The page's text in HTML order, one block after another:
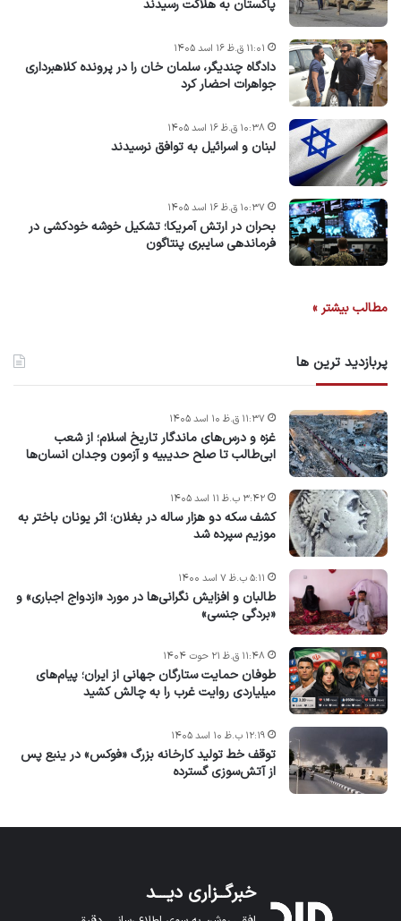
پاکستان به هلاکت رسیدند
دادگاه چندیگر، سلمان خان را در پرونده کلاهبرداری
جواهرات احضار کرد
۱۱:۰۱ ق.ظ ۱۶ اسد ۱۴۰۵
لبنان و اسرائیل به توافق نرسیدند
۱۰:۳۸ ق.ظ ۱۶ اسد ۱۴۰۵
بحران در ارتش آمریکا؛ تشکیل خوشه خودکشی در
فرماندهی سایبری پنتاگون
۱۰:۳۷ ق.ظ ۱۶ اسد ۱۴۰۵
مطالب بیشتر »
پربازدید ترین ها
غزه و درس‌های ماندگار تاریخ اسلام؛ از شعب
ابی‌طالب تا صلح حدیبیه و آزمون وجدان انسان‌ها
۱۱:۳۷ ق.ظ ۱۰ اسد ۱۴۰۵
کشف سکه دو هزار ساله در بغلان؛ اثر یونان باختر به
موزیم سپرده شد
۳:۴۲ ب.ظ ۱۱ اسد ۱۴۰۵
طالبان و افزایش نگرانی‌ها در مورد «ازدواج اجباری» و
«بردگی جنسی»
۵:۱۱ ب.ظ ۷ اسد ۱۴۰۰
طوفان حمایت ستارگان جهانی از ایران؛ پیام‌های
میلیاردی روایت غرب را به چالش کشید
۱۱:۴۸ ق.ظ ۲۱ حوت ۱۴۰۴
توقف خط تولید کارخانه بزرگ «فوکس» در ینبع پس
از آتش‌سوزی گسترده
۱۲:۱۹ ب.ظ ۱۰ اسد ۱۴۰۵
خبرگــزاری دیـــد